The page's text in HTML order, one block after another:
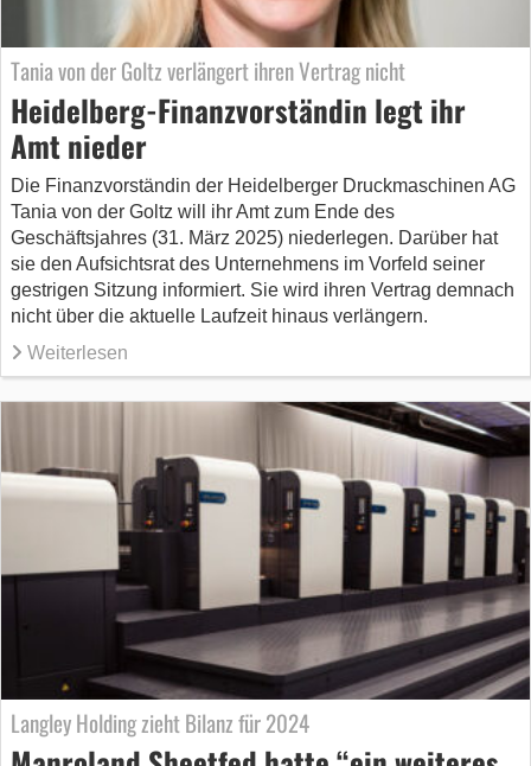
Tania von der Goltz verlängert ihren Vertrag nicht
Heidelberg-Finanzvorständin legt ihr
Amt nieder
Die Finanzvorständin der Heidelberger Druckmaschinen AG
Tania von der Goltz will ihr Amt zum Ende des
Geschäftsjahres (31. März 2025) niederlegen. Darüber hat
sie den Aufsichtsrat des Unternehmens im Vorfeld seiner
gestrigen Sitzung informiert. Sie wird ihren Vertrag demnach
nicht über die aktuelle Laufzeit hinaus verlängern.
Weiterlesen
Langley Holding zieht Bilanz für 2024